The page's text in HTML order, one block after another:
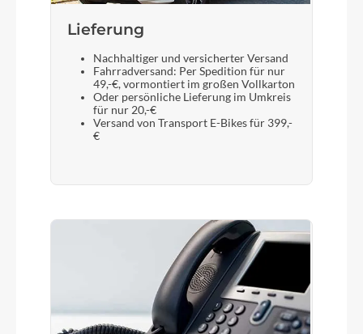
Sattelstütze
SR Suntour NVX, 31.6mm
Lieferung
Nachhaltiger und versicherter Versand
Fahrradversand: Per Spedition für nur
49,-€, vormontiert im großen Vollkarton
Oder persönliche Lieferung im Umkreis
für nur 20,-€
Versand von Transport E-Bikes für 399,-
€